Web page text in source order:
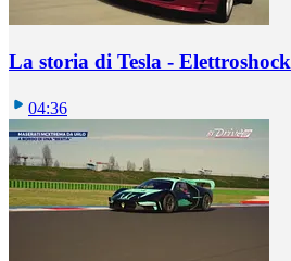
La storia di Tesla - Elettroshock
04:36